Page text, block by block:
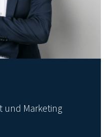
und Marketing